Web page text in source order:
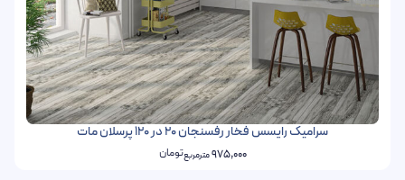
سرامیک رایسس فخار رفسنجان 20 در 120 پرسلان مات
975,000مترمربعتومان